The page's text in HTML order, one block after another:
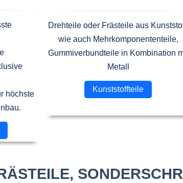
höchste
Drehteile oder Frästeile aus
wie auch Mehrkomponententeile,
Gummiverbundteile in Kombination
Metall
Kunststoffteile